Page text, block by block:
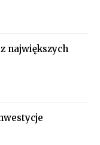
największych